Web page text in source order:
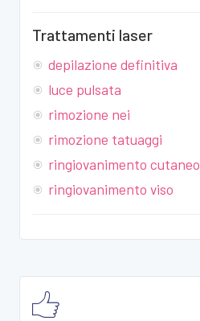
Trattamenti laser
depilazione definitiva
luce pulsata
rimozione nei
rimozione tatuaggi
ringiovanimento cutaneo
ringiovanimento viso